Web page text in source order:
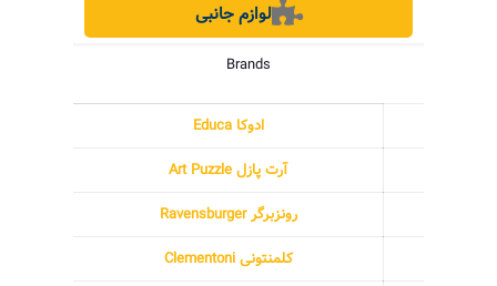
لوازم جانبی
Brands
ادوکا Educa
آرت پازل Art Puzzle
رونزبرگر Ravensburger
کلمنتونی Clementoni